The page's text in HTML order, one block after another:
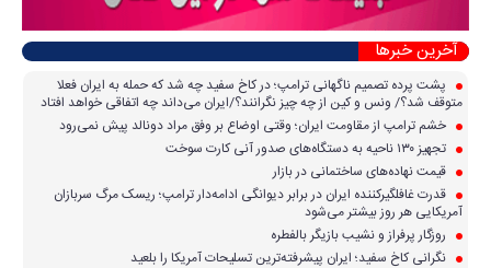
آخرین خبرها
پشت پرده تصمیم ناگهانی ترامپ؛ در کاخ سفید چه شد که حمله به ایران فعلا
متوقف شد؟/ ونس و کین از چه چیز نگرانند؟/ایران می‌داند چه اتفاقی خواهد افتاد
خشم ترامپ از مقاومت ایران؛ وقتی اوضاع بر وفق مراد دونالد پیش نمی‌رود
تجهیز ۱۳۰ ناحیه به دستگاه‌های صدور آنی کارت سوخت
قیمت نهاده‌های ساختمانی در بازار
قدرت غافلگیرکننده ایران در برابر دیوانگی ادامه‌دار ترامپ؛ ریسک مرگ سربازان
آمریکایی هر روز بیشتر می‌شود
روزگار پرفراز و نشیب بازیگر بالفطره
نگرانی کاخ سفید؛ ایران پیشرفته‌ترین تسلیحات آمریکا را بلعید